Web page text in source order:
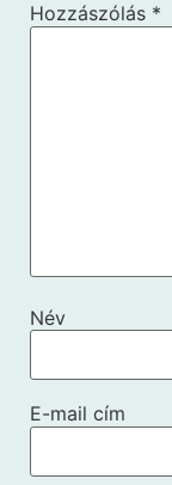
Hozzászólás *
Név
E-mail cím